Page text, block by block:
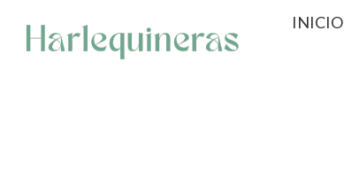
contenido
INICIO